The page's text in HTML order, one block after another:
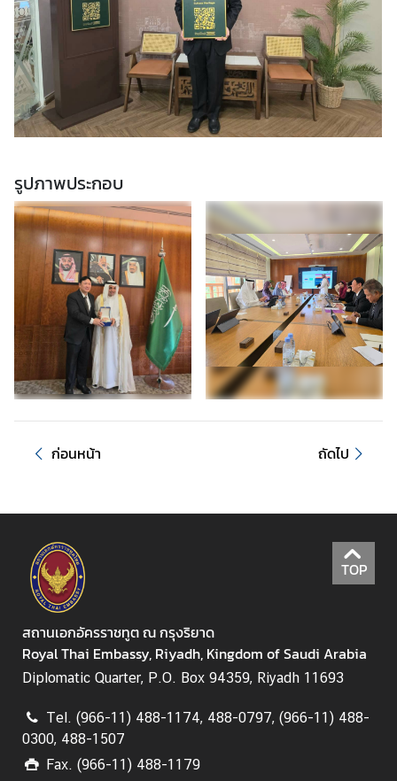
รูปภาพประกอบ
ก่อนหน้า ถัดไป
TOP
สถานเอกอัครราชทูต ณ กรุงริยาด
Royal Thai Embassy, Riyadh, Kingdom of Saudi Arabia
Diplomatic Quarter, P.O. Box 94359, Riyadh 11693
Tel. (966-11) 488-1174, 488-0797, (966-11) 488-
0300, 488-1507
Fax. (966-11) 488-1179